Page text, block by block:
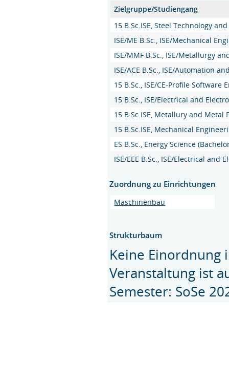
Zielgruppe/Studiengang
15 B.Sc.ISE, Steel Technology
ISE/ME B.Sc., ISE/Mechanical
ISE/MMF B.Sc., ISE/Metallurgy
ISE/ACE B.Sc., ISE/Automation
15 B.Sc., ISE/CE-Profile
15 B.Sc., ISE/Electrical and
15 B.Sc.ISE, Metallury and Metal
15 B.Sc.ISE, Mechanical
ES B.Sc., Energy Science
ISE/EEE B.Sc., ISE/Electrical
Zuordnung zu Einrichtungen
Maschinenbau
Strukturbaum
Keine Einordnung
Veranstaltung ist
Semester: SoSe